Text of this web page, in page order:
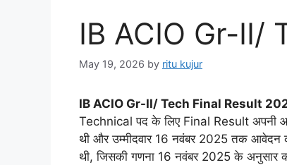
IB ACIO Gr-II/
May 19, 2026 by ritu kujur
IB ACIO Gr-II/ Tech Final Result
Technical पद के लिए Final Result अपनी
थी और उम्मीदवार 16 नवंबर 2025 तक आवेदन
थी, जिसकी गणना 16 नवंबर 2025 के अनुसार